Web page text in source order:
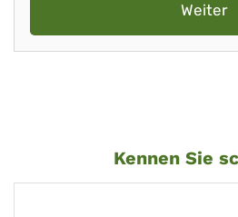
Weiter
Kennen Sie